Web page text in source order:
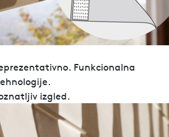
Funkcionalna
izgled.